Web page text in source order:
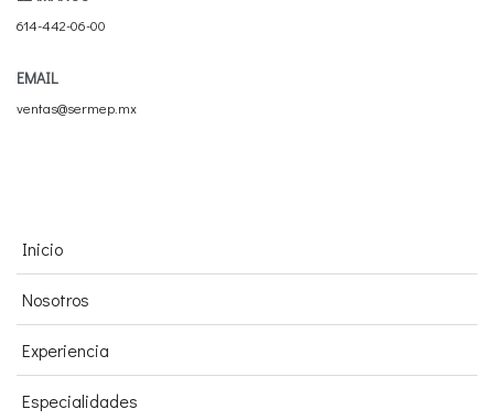
614-442-06-00
EMAIL
ventas@sermep.mx
Inicio
Nosotros
Experiencia
Especialidades